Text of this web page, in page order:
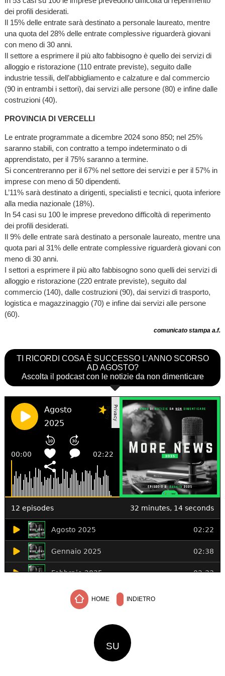
dei profili desiderati.
Il 15% delle entrate sarà destinato a personale laureato, mentre
una quota del 28% delle entrate complessive riguarderà giovani
con meno di 30 anni.
Il settore a esprimere il più alto fabbisogno è quello dei servizi di
alloggio e ristorazione (110 entrate previste), seguito dalle
industrie tessili, dell’abbigliamento e calzature e dal commercio
(90 in entrambi i settori), dai servizi alle persone (80) e infine dalle
costruzioni (40).
PROVINCIA DI VERCELLI
Le entrate programmate a dicembre 2024 sono 850; nel 25%
saranno stabili, con contratto a tempo indeterminato o di
apprendistato, per il 75% saranno a termine.
Si concentreranno per il 67% nel settore dei servizi e per il 57% in
imprese con meno di 50 dipendenti.
L’11% sarà destinato a dirigenti, specialisti e tecnici, quota inferiore
alla media nazionale (18%).
In 54 casi su 100 le imprese prevedono difficoltà di reperimento
dei profili desiderati.
Il 9% delle entrate sarà destinato a personale laureato, mentre una
quota pari al 31% delle entrate complessive riguarderà giovani con
meno di 30 anni.
I settori a esprimere il più alto fabbisogno sono quelli dei servizi di
alloggio e ristorazione (220 entrate previste), seguito dal
commercio (140), dalle costruzioni (90), dai servizi di trasporto,
logistica e magazzinaggio (70) e infine dai servizi alle persone
(60).
comunicato stampa a.f.
TI RICORDI COSA È SUCCESSO L’ANNO SCORSO
AD AGOSTO?
Ascolta il podcast con le notizie da non dimenticare
HOME INDIETRO
SU